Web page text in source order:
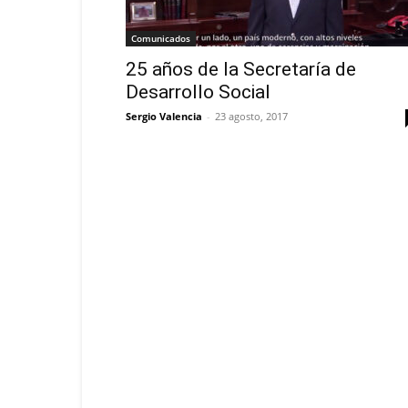
Comunicados
25 años de la Secretaría de
Desarrollo Social
Sergio Valencia - 23 agosto, 2017